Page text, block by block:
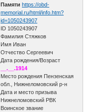
Памяти https://obd-
memorial.ru/html/info.htm?
id=1050243907
ID 1050243907
Фамилия Стяжков
Имя Иван
Отчество Сергеевич
Дата рождения/Возраст
__.__.1914
Место рождения Пензенская
обл., Нижнеломовский р-н
Дата и место призыва
Нижнеломовский РВК
Воинское звание